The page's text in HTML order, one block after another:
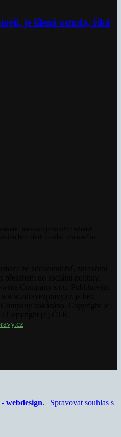
je šílená ostuda, říká
webdesign. | Spravovat souhlas s